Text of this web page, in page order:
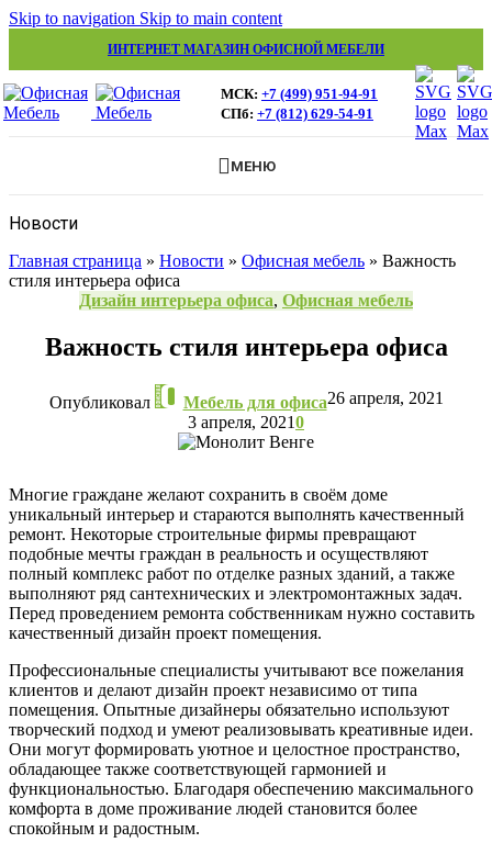
Skip to navigation Skip to main content
ИНТЕРНЕТ МАГАЗИН ОФИСНОЙ МЕБЕЛИ
МСК: +7 (499) 951-94-91
СПб: +7 (812) 629-54-91
МЕНЮ
Новости
Главная страница » Новости » Офисная мебель » Важность
стиля интерьера офиса
Дизайн интерьера офиса, Офисная мебель
Важность стиля интерьера офиса
Опубликовал Мебель для офиса26 апреля, 2021
3 апреля, 20210
Многие граждане желают сохранить в своём доме
уникальный интерьер и стараются выполнять качественный
ремонт. Некоторые строительные фирмы превращают
подобные мечты граждан в реальность и осуществляют
полный комплекс работ по отделке разных зданий, а также
выполняют ряд сантехнических и электромонтажных задач.
Перед проведением ремонта собственникам нужно составить
качественный дизайн проект помещения.
Профессиональные специалисты учитывают все пожелания
клиентов и делают дизайн проект независимо от типа
помещения. Опытные дизайнеры обязательно используют
творческий подход и умеют реализовывать креативные идеи.
Они могут формировать уютное и целостное пространство,
обладающее также соответствующей гармонией и
функциональностью. Благодаря обеспечению максимального
комфорта в доме проживание людей становится более
спокойным и радостным.